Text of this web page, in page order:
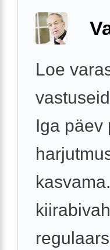
Loe
Iga päev